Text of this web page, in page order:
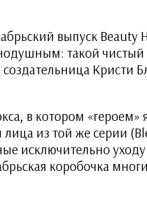
выпуск
такой
в котором «героем»
из той же серии
исключительно
коробочка